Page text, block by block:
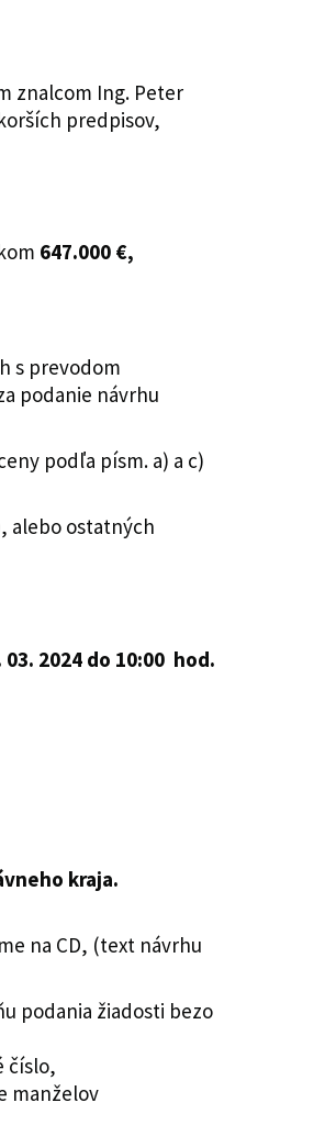
znalcom Ing. Peter
predpisov,
647.000 €,
s prevodom
podanie návrhu
podľa písm. a) a c)
alebo ostatných
2024 do 10:00 hod.
kraja.
na CD, (text návrhu
podania žiadosti bezo
číslo,
manželov